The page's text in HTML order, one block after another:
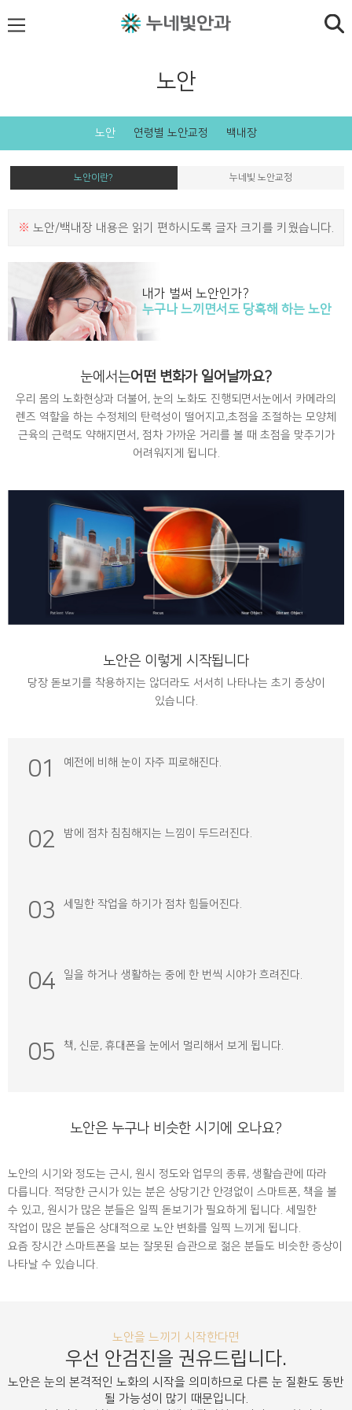
노안
노안 연령별 노안교정 백내장
노안이란? 누네빛 노안교정
※ 노안/백내장 내용은 읽기 편하시도록 글자 크기를 키웠습니다.
내가 벌써 노안인가?
누구나 느끼면서도 당혹해 하는 노안
눈에서는어떤 변화가일어날까요?
우리 몸의 노화현상과 더불어, 눈의 노화도 진행되면서눈에서 카메라의
렌즈 역할을 하는 수정체의 탄력성이 떨어지고,초점을 조절하는 모양체
근육의 근력도 약해지면서, 점차 가까운 거리를 볼 때 초점을 맞추기가
어려워지게 됩니다.
노안은 이렇게 시작됩니다
당장 돋보기를 착용하지는 않더라도 서서히 나타나는 초기 증상이
있습니다.
01 예전에 비해 눈이 자주 피로해진다.
02 밤에 점차 침침해지는 느낌이 두드러진다.
03 세밀한 작업을 하기가 점차 힘들어진다.
04 일을 하거나 생활하는 중에 한 번씩 시야가 흐려진다.
05 책, 신문, 휴대폰을 눈에서 멀리해서 보게 됩니다.
노안은 누구나 비슷한 시기에 오나요?
노안의 시기와 정도는 근시, 원시 정도와 업무의 종류, 생활습관에 따라
다릅니다. 적당한 근시가 있는 분은 상당기간 안경없이 스마트폰, 책을 볼
수 있고, 원시가 많은 분들은 일찍 돋보기가 필요하게 됩니다. 세밀한
작업이 많은 분들은 상대적으로 노안 변화를 일찍 느끼게 됩니다.
요즘 장시간 스마트폰을 보는 잘못된 습관으로 젊은 분들도 비슷한 증상이
나타날 수 있습니다.
노안을 느끼기 시작한다면
우선 안검진을 권유드립니다.
노안은 눈의 본격적인 노화의 시작을 의미하므로 다른 눈 질환도 동반
될 가능성이 많기 때문입니다.